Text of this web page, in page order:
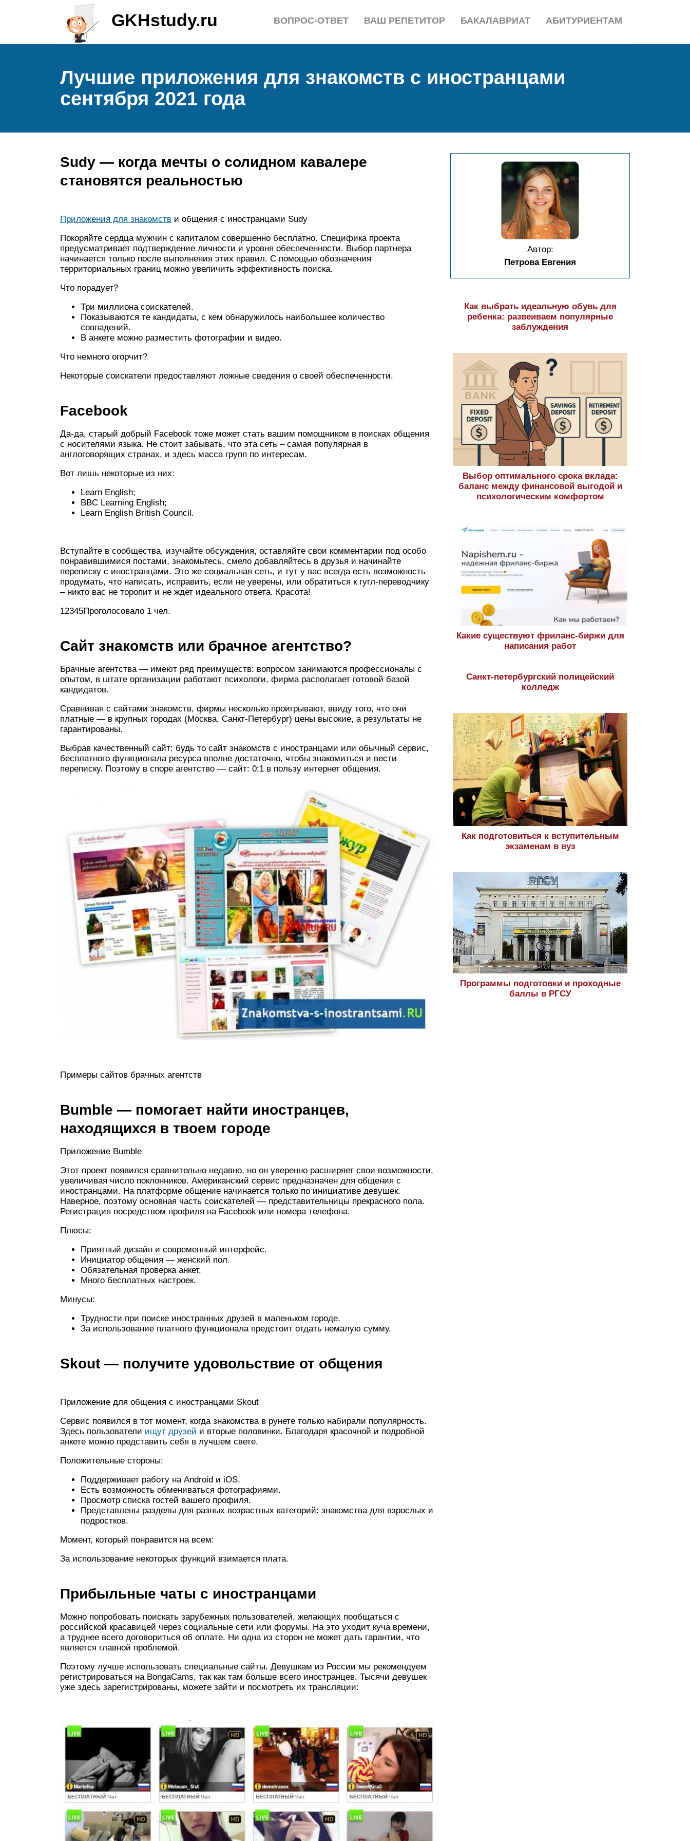
GKHstudy.ru АБИТУРИЕНТАМ
БАКАЛАВРИАТ
ВАШ РЕПЕТИТОР
ВОПРОС-ОТВЕТ
Лучшие приложения для знакомств с иностранцами
сентября 2021 года
Sudy — когда мечты о солидном кавалере
становятся реальностью
Приложения для знакомств и общения с иностранцами Sudy
Покоряйте сердца мужчин с капиталом совершенно бесплатно. Специфика проекта
предусматривает подтверждение личности и уровня обеспеченности. Выбор партнера
начинается только после выполнения этих правил. С помощью обозначения
территориальных границ можно увеличить эффективность поиска.
Что порадует?
Три миллиона соискателей.
Показываются те кандидаты, с кем обнаружилось наибольшее количество
совпадений.
В анкете можно разместить фотографии и видео.
Что немного огорчит?
Некоторые соискатели предоставляют ложные сведения о своей обеспеченности.
Facebook
Да-да, старый добрый Facebook тоже может стать вашим помощником в поисках общения
с носителями языка. Не стоит забывать, что эта сеть – самая популярная в
англоговорящих странах, и здесь масса групп по интересам.
Вот лишь некоторые из них:
Learn English;
BBC Learning English;
Learn English British Council.
Вступайте в сообщества, изучайте обсуждения, оставляйте свои комментарии под особо
понравившимися постами, знакомьтесь, смело добавляйтесь в друзья и начинайте
переписку с иностранцами. Это же социальная сеть, и тут у вас всегда есть возможность
продумать, что написать, исправить, если не уверены, или обратиться к гугл-переводчику
– никто вас не торопит и не ждет идеального ответа. Красота!
12345Проголосовало 1 чел.
Сайт знакомств или брачное агентство?
Брачные агентства — имеют ряд преимуществ: вопросом занимаются профессионалы с
опытом, в штате организации работают психологи, фирма располагает готовой базой
кандидатов.
Сравнивая с сайтами знакомств, фирмы несколько проигрывают, ввиду того, что они
платные — в крупных городах (Москва, Санкт-Петербург) цены высокие, а результаты не
гарантированы.
Выбрав качественный сайт: будь то сайт знакомств с иностранцами или обычный сервис,
бесплатного функционала ресурса вполне достаточно, чтобы знакомиться и вести
переписку. Поэтому в споре агентство — сайт: 0:1 в пользу интернет общения.
Примеры сайтов брачных агентств
Bumble — помогает найти иностранцев,
находящихся в твоем городе
Приложение Bumble
Этот проект появился сравнительно недавно, но он уверенно расширяет свои возможности,
увеличивая число поклонников. Американский сервис предназначен для общения с
иностранцами. На платформе общение начинается только по инициативе девушек.
Наверное, поэтому основная часть соискателей — представительницы прекрасного пола.
Регистрация посредством профиля на Facebook или номера телефона.
Плюсы:
Приятный дизайн и современный интерфейс.
Инициатор общения — женский пол.
Обязательная проверка анкет.
Много бесплатных настроек.
Минусы:
Трудности при поиске иностранных друзей в маленьком городе.
За использование платного функционала предстоит отдать немалую сумму.
Skout — получите удовольствие от общения
Приложение для общения с иностранцами Skout
Сервис появился в тот момент, когда знакомства в рунете только набирали популярность.
Здесь пользователи ищут друзей и вторые половинки. Благодаря красочной и подробной
анкете можно представить себя в лучшем свете.
Положительные стороны:
Поддерживает работу на Android и iOS.
Есть возможность обмениваться фотографиями.
Просмотр списка гостей вашего профиля.
Представлены разделы для разных возрастных категорий: знакомства для взрослых и
подростков.
Момент, который понравится на всем:
За использование некоторых функций взимается плата.
Прибыльные чаты с иностранцами
Можно попробовать поискать зарубежных пользователей, желающих пообщаться с
российской красавицей через социальные сети или форумы. На это уходит куча времени,
а труднее всего договориться об оплате. Ни одна из сторон не может дать гарантии, что
является главной проблемой.
Поэтому лучше использовать специальные сайты. Девушкам из России мы рекомендуем
регистрироваться на BongaCams, так как там больше всего иностранцев. Тысячи девушек
уже здесь зарегистрированы, можете зайти и посмотреть их трансляции:
Автор:
Петрова Евгения
Как выбрать идеальную обувь для
ребенка: развеиваем популярные
заблуждения
Выбор оптимального срока вклада:
баланс между финансовой выгодой и
психологическим комфортом
Какие существуют фриланс-биржи для
написания работ
Санкт-петербургский полицейский
колледж
Как подготовиться к вступительным
экзаменам в вуз
Программы подготовки и проходные
баллы в РГСУ